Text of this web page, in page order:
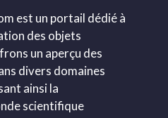
est un portail dédié à
des objets
un aperçu des
divers domaines
ainsi la
scientifique